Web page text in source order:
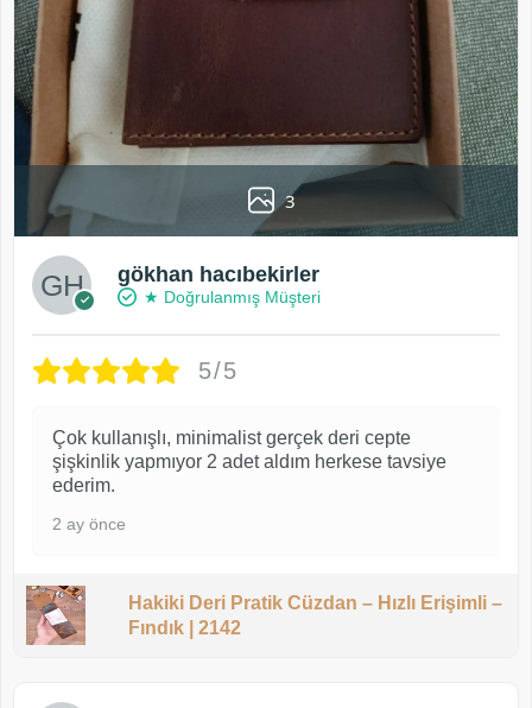
3
gökhan hacıbekirler
★ Doğrulanmış Müşteri
5/5
Çok kullanışlı, minimalist gerçek deri cepte
şişkinlik yapmıyor 2 adet aldım herkese tavsiye
ederim.
2 ay önce
Hakiki Deri Pratik Cüzdan – Hızlı Erişimli –
Fındık | 2142